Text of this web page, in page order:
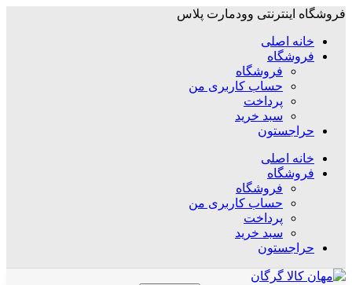
فروشگاه اینترنتی وودمارت پلاس
خانه اصلی
فروشگاه
فروشگاه
حساب کاربری من
پرداخت
سبد خرید
حراجستون
خانه اصلی
فروشگاه
فروشگاه
حساب کاربری من
پرداخت
سبد خرید
حراجستون